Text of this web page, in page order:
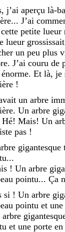
j’ai aperçu là-
J’ai
petite
lueur
un peu plus
J’ai couru
Et là, je
!
un arbre
Un arbre
Mais! Un
pas !
gigantesque
! Un arbre
pointu... Ça
si ! Un arbre
pointu et
et une porte